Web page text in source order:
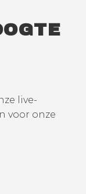
live-
voor onze